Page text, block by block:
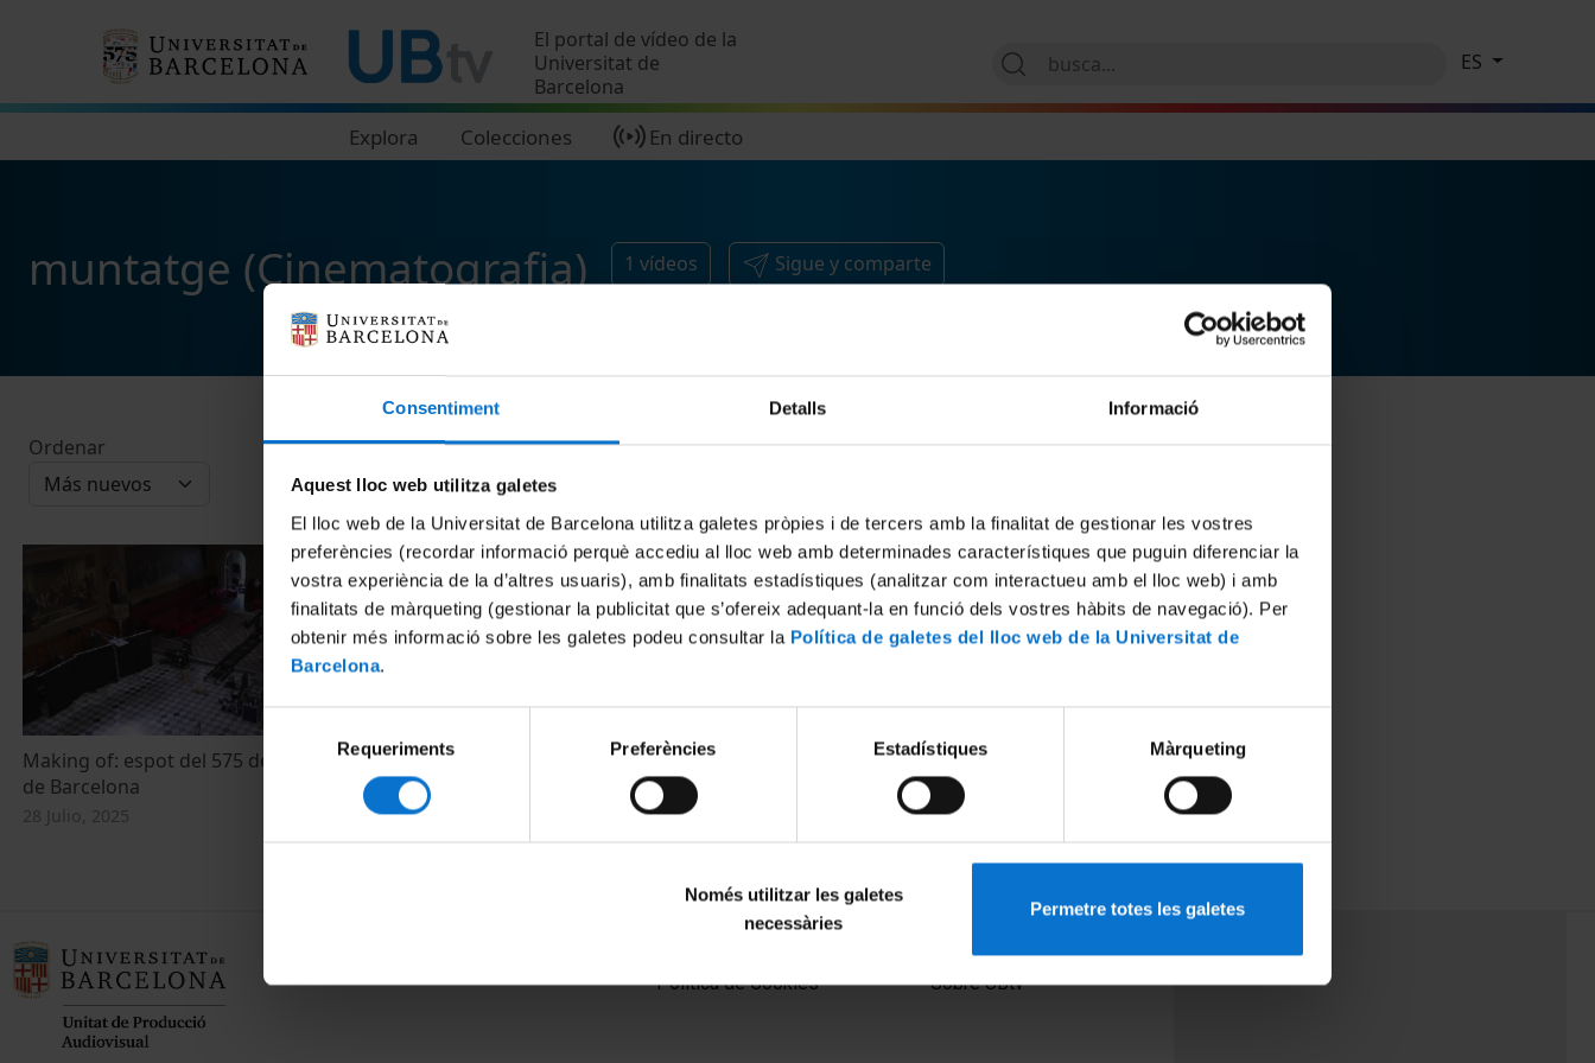
Consentiment Detalls Informació
Aquest lloc web utilitza galetes
El lloc web de la Universitat de Barcelona utilitza galetes pròpies i de tercers amb la finalitat de gestionar les vostres
preferències (recordar informació perquè accediu al lloc web amb determinades característiques que puguin diferenciar la
vostra experiència de la d’altres usuaris), amb finalitats estadístiques (analitzar com interactueu amb el lloc web) i amb
finalitats de màrqueting (gestionar la publicitat que s’ofereix adequant-la en funció dels vostres hàbits de navegació). Per
obtenir més informació sobre les galetes podeu consultar la Política de galetes del lloc web de la Universitat de
Barcelona.
consentiment
Requeriments Preferències Estadístiques Màrqueting
Només utilitzar les galetes
necessàries
Permetre totes les galetes
El portal de vídeo de la
Universitat de
Barcelona
Explora Colecciones En directo
ES
muntatge (Cinematografia) 1 vídeos Sigue y comparte
Ordenar
Making of: espot del 575 de la Universitat
de Barcelona
28 Julio, 2025
Política de Cookies
Sobre UBtv